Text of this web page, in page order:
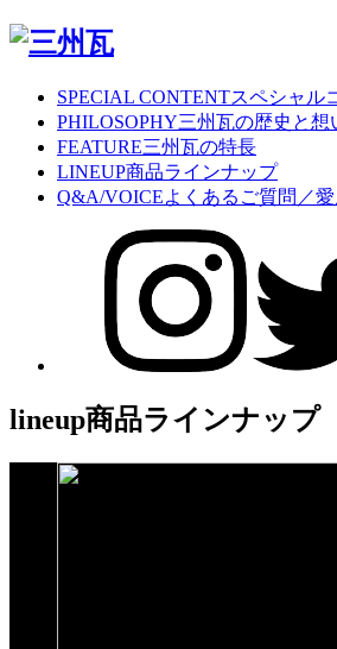
SPECIAL CONTENTスペシャル
PHILOSOPHY三州瓦の歴史と想
FEATURE三州瓦の特長
LINEUP商品ラインナップ
Q&A/VOICEよくあるご質問／
lineup商品ラインナップ